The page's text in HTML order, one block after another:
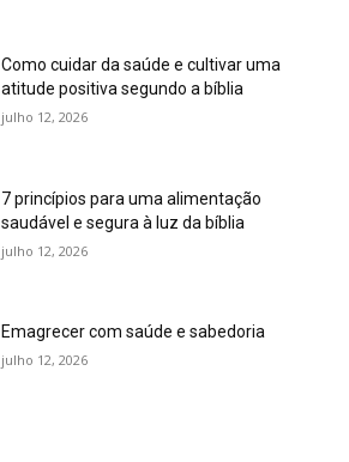
Como cuidar da saúde e cultivar uma
atitude positiva segundo a bíblia
julho 12, 2026
7 princípios para uma alimentação
saudável e segura à luz da bíblia
julho 12, 2026
Emagrecer com saúde e sabedoria
julho 12, 2026